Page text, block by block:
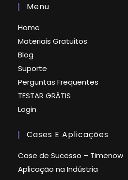
Menu
Home
Materiais Gratuitos
Blog
Suporte
Perguntas Frequentes
TESTAR GRÁTIS
Login
Cases E Aplicações
Case de Sucesso – Timenow
Aplicação na Indústria